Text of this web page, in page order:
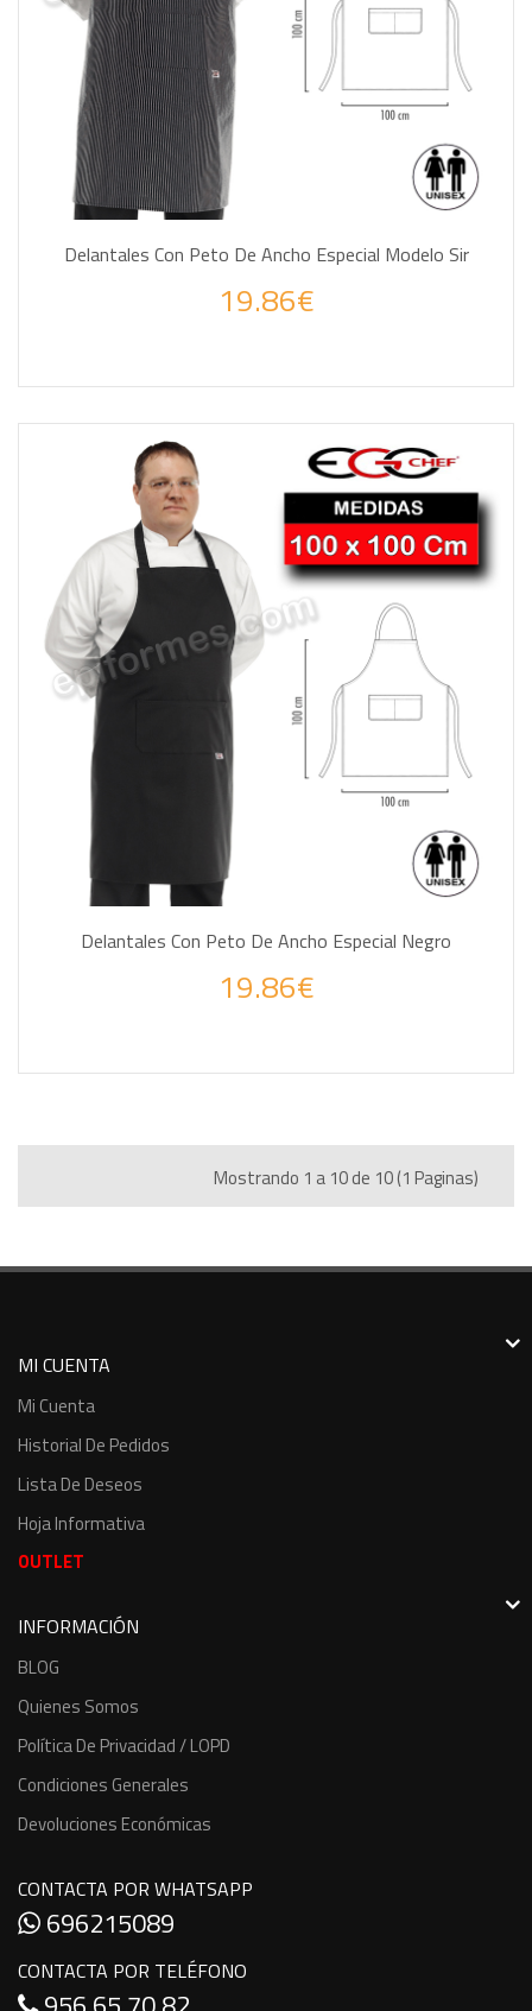
Delantales Con Peto De Ancho Especial Modelo Sir
19.86€
Delantales Con Peto De Ancho Especial Negro
19.86€
Mostrando 1 a 10 de 10 (1 Paginas)
MI CUENTA
Mi Cuenta
Historial De Pedidos
Lista De Deseos
Hoja Informativa
OUTLET
INFORMACIÓN
BLOG
Quienes Somos
Política De Privacidad / LOPD
Condiciones Generales
Devoluciones Económicas
CONTACTA POR WHATSAPP
696215089
CONTACTA POR TELÉFONO